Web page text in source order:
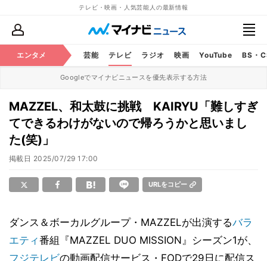
テレビ・映画・人気芸能人の最新情報
エンタメ 芸能 テレビ ラジオ 映画 YouTube BS・
Googleでマイナビニュースを優先表示する方法
MAZZEL、和太鼓に挑戦 KAIRYU「難しすぎ
てできるわけがないので帰ろうかと思いまし
た(笑)」
掲載日 2025/07/29 17:00
URLをコピー
ダンス＆ボーカルグループ・MAZZELが出演するバラ
エティ番組『MAZZEL DUO MISSION』シーズン1が、
フジテレビの動画配信サービス・FODで29日に配信ス